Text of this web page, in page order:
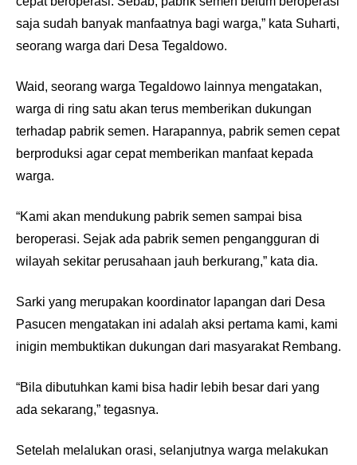
saja sudah banyak manfaatnya bagi warga,” kata Suharti,
seorang warga dari Desa Tegaldowo.
Waid, seorang warga Tegaldowo lainnya mengatakan,
warga di ring satu akan terus memberikan dukungan
terhadap pabrik semen. Harapannya, pabrik semen cepat
berproduksi agar cepat memberikan manfaat kepada
warga.
“Kami akan mendukung pabrik semen sampai bisa
beroperasi. Sejak ada pabrik semen pengangguran di
wilayah sekitar perusahaan jauh berkurang,” kata dia.
Sarki yang merupakan koordinator lapangan dari Desa
Pasucen mengatakan ini adalah aksi pertama kami, kami
inigin membuktikan dukungan dari masyarakat Rembang.
“Bila dibutuhkan kami bisa hadir lebih besar dari yang
ada sekarang,” tegasnya.
Setelah melalukan orasi, selanjutnya warga melakukan